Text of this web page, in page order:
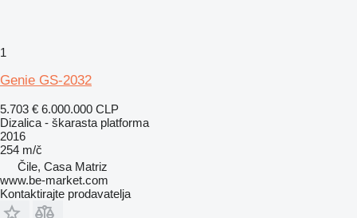
1
Genie GS-2032
5.703 € 6.000.000 CLP
Dizalica - škarasta platforma
2016
254 m/č
Čile, Casa Matriz
www.be-market.com
Kontaktirajte prodavatelja